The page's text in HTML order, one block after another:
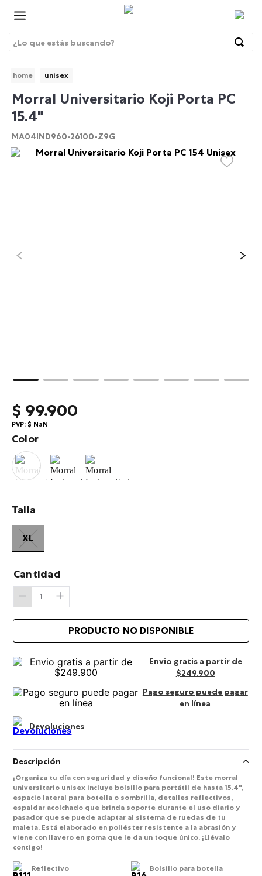
¿Lo que estás buscando?
1.
morrales
2.
gorras
3.
4
morral
unisex
Morral Universitario Koji Porta PC
15.4"
MA04IND960-26100-Z9G
$ 99.900
PVP: $ NaN
Talla
XL
Color
Cantidad
Envio gratis a partir de
$249.900
Pago seguro puede pagar
en línea
Devoluciones
Descripción
¡Organiza tu día con seguridad y diseño funcional! Este morral
universitario unisex incluye bolsillo para portátil de hasta 15.4",
espacio lateral para botella o sombrilla, detalles reflectivos,
espaldar acolchado que brinda soporte durante el uso diario y
pasador que se puede adaptar al sistema de ruedas de tu
maleta. Está elaborado en poliéster resistente a la abrasión y
viene con llavero en goma que le da un toque único. ¡Llévalo
contigo!
Reflectivo
Bolsillo para botella